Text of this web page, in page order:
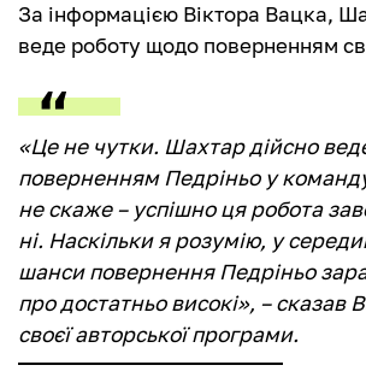
За інформацією Віктора Вацка,
веде роботу щодо поверненням
«Це не чутки. Шахтар дійсно
поверненням Педріньо у
не скаже – успішно ця робота
ні. Наскільки я розумію, у
шанси повернення Педріньо
про достатньо високі», – сказав
своєї авторської програми.